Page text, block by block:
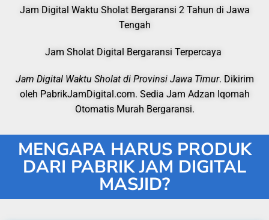
Jam Digital Waktu Sholat Bergaransi 2 Tahun di Jawa
Tengah
Jam Sholat Digital Bergaransi Terpercaya
Jam Digital Waktu Sholat di Provinsi Jawa Timur. Dikirim
oleh PabrikJamDigital.com. Sedia Jam Adzan Iqomah
Otomatis Murah Bergaransi.
MENGAPA HARUS PRODUK
DARI PABRIK JAM DIGITAL
MASJID?